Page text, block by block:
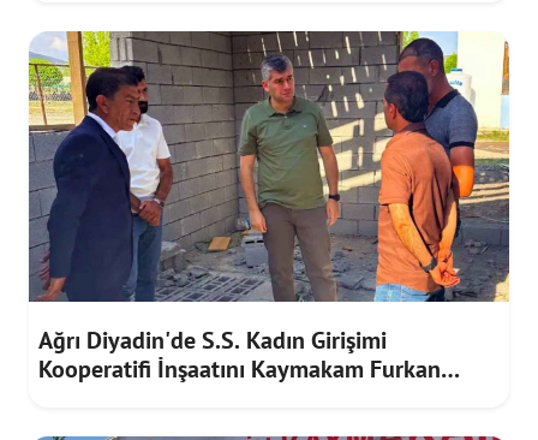
Ağrı Diyadin'de S.S. Kadın Girişimi
Kooperatifi İnşaatını Kaymakam Furkan